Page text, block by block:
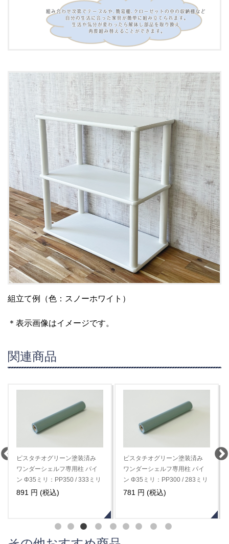
組立て例（色：スノーホワイト）
＊表示画像はイメージです。
関連商品
ピスタチオグリーン塗装済み
ワンダーシェルフ専用柱 パイ
ン Φ35ミリ：PP200 / 183ミリ
【IPCDIYLab.オリジナル】
616 円 (税込)
ピスタチオグリーン塗装済み
ワンダーシェルフ専用柱 パイ
ン Φ35ミリ：PP150 / 133ミリ
【IPCDIYLab.オリジナル】
539 円 (税込)